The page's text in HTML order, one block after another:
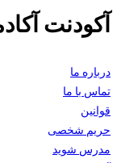
آکودنت
درباره ما
تماس با ما
قوانین
حریم شخصی
مدرس شوید